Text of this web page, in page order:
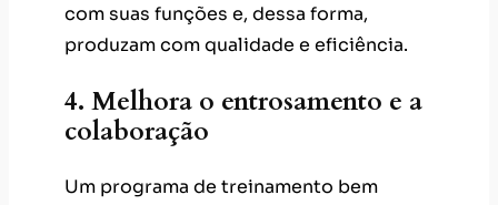
com suas funções e, dessa forma,
produzam com qualidade e eficiência.
4. Melhora o entrosamento e a
colaboração
Um programa de treinamento bem